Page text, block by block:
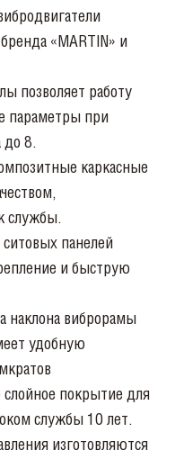
«MARTIN» и
позволяет работу
параметры при
до 8.
каркасные
службы.
панелей
и быструю
наклона виброрамы
удобную
покрытие для
службы 10 лет.
изготовляются